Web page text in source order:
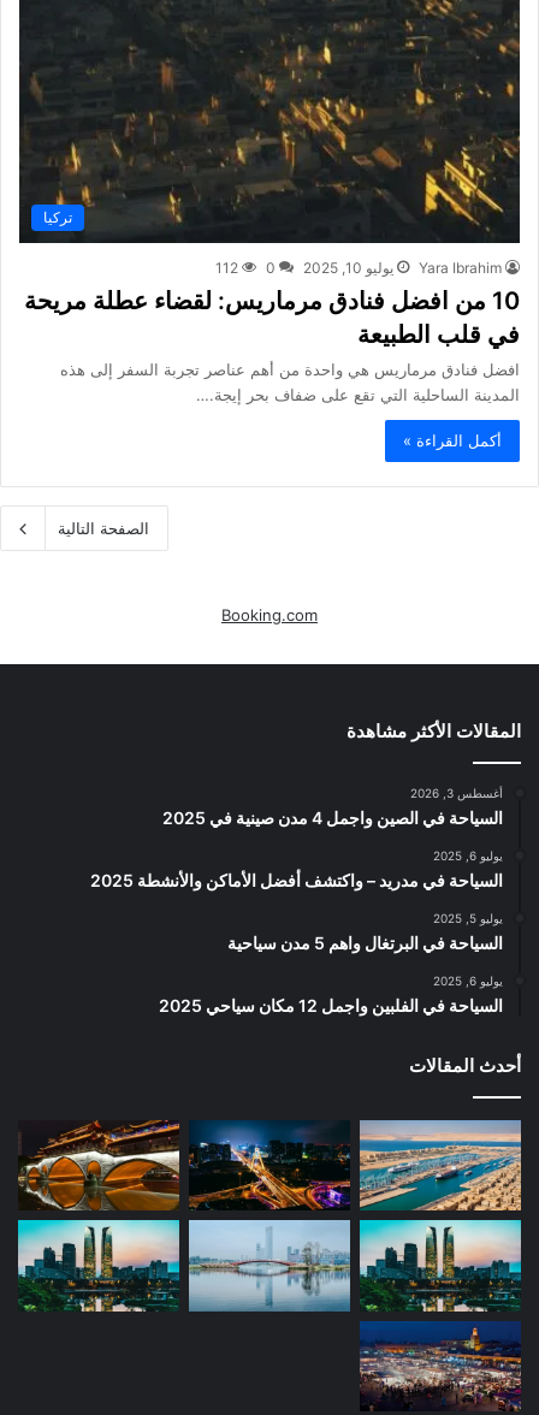
تركيا
Yara Ibrahim يوليو 10, 2025 0
112
10 من افضل فنادق مرماريس: لقضاء عطلة مريحة
في قلب الطبيعة
افضل فنادق مرماريس هي واحدة من أهم عناصر تجربة السفر إلى هذه
المدينة الساحلية التي تقع على ضفاف بحر إيجة.…
أكمل القراءة »
الصفحة التالية
Booking.com
المقالات الأكثر مشاهدة
أغسطس 3, 2026
السياحة في الصين واجمل 4 مدن صينية في 2025
يوليو 6, 2025
السياحة في مدريد – واكتشف أفضل الأماكن والأنشطة 2025
يوليو 5, 2025
السياحة في البرتغال واهم 5 مدن سياحية
يوليو 6, 2025
السياحة في الفلبين واجمل 12 مكان سياحي 2025
أحدث المقالات